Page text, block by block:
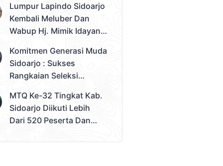
Muda
Lumpur Lapindo Sidoarjo
Kembali Meluber Dan
Wabup Hj. Mimik Idayana
Komitmen Generasi Muda
Sidoarjo : Sukses
Rangkaian Seleksi
Pemilihan Duta Muda
Sidoarjo 2026
MTQ Ke-32 Tingkat Kab.
Sidoarjo Diikuti Lebih
Dari 520 Peserta Dan
Juara Umum